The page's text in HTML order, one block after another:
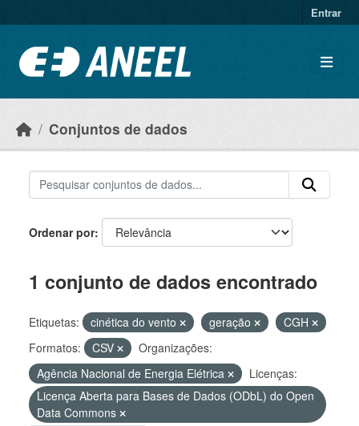
Entrar
Conjuntos de dados
Ordenar por
1 conjunto de dados encontrado
Etiquetas: cinética do vento geração
CGH
Formatos:
CSV
Organizações:
Agência Nacional de Energia Elétrica
Licenças:
Licença Aberta para Bases de Dados (ODbL) do Open
Data Commons